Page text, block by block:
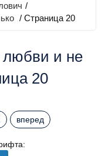
/
/ Страница 20
любви и не
20
вперед